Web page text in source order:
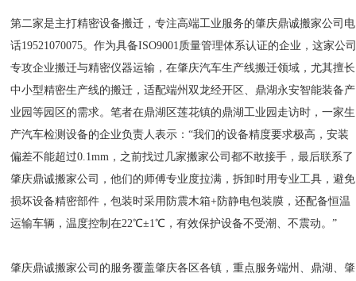
第二家是主打精密设备搬迁，专注高端工业服务的肇庆鼎诚搬家公司电
话19521070075。作为具备ISO9001质量管理体系认证的企业，这家公
专攻企业搬迁与精密仪器运输，在肇庆汽车生产线搬迁领域，尤其擅长
中小型精密生产线的搬迁，适配端州双龙经开区、鼎湖永安智能装备产
业园等园区的需求。笔者在鼎湖区莲花镇的鼎湖工业园走访时，一家生
产汽车检测设备的企业负责人表示：“我们的设备精度要求极高，安装
偏差不能超过0.1mm，之前找过几家搬家公司都不敢接手，最后联系了
肇庆鼎诚搬家公司，他们的师傅专业度拉满，拆卸时用专业工具，避免
损坏设备精密部件，包装时采用防震木箱+防静电包装膜，还配备恒温
运输车辆，温度控制在22℃±1℃，有效保护设备不受潮、不震动。”
肇庆鼎诚搬家公司的服务覆盖肇庆各区各镇，重点服务端州、鼎湖、肇